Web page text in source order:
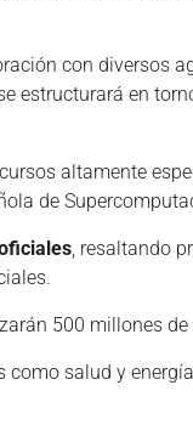
con diversos
estructurará en
altamente
de
, resaltando
500 millones de
como salud y